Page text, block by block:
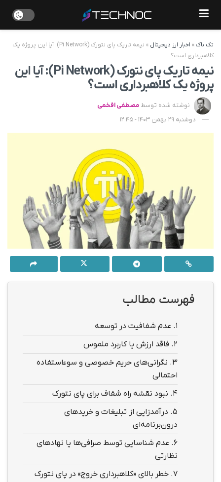
تک ناک» اخبار ارز دیجیتال »
نیمه تاریک پای نتورک (Pi Network): آیا این پروژه یک
کلاهبرداری است؟
نیمه تاریک پای نتورک (Pi Network): آیا این
پروژه یک کلاهبرداری است؟
نوشته شده توسط مصطفی افخمی
دوشنبه 29 بهمن 1403 - 12:45
فهرست مطالب
1. عدم شفافیت در توسعه
2. فاقد ارزش یا کاربرد ملموس
3. نگرانی‌های حریم خصوصی و سوءاستفاده
احتمالی
4. نبود نقشه راه شفاف برای پای نتورک
5. درآمدزایی از تبلیغات و خریدهای
درون‌برنامه‌ای
6. عدم شناسایی توسط صرافی‌ها یا نهادهای
نظارتی
7. خطر بالای «کلاهبرداری خروج» در پای نتورک